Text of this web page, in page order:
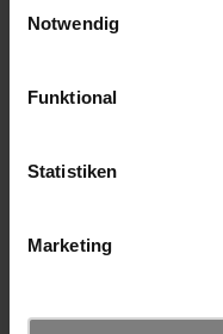
Notwendig
Funktional
Statistiken
Marketing